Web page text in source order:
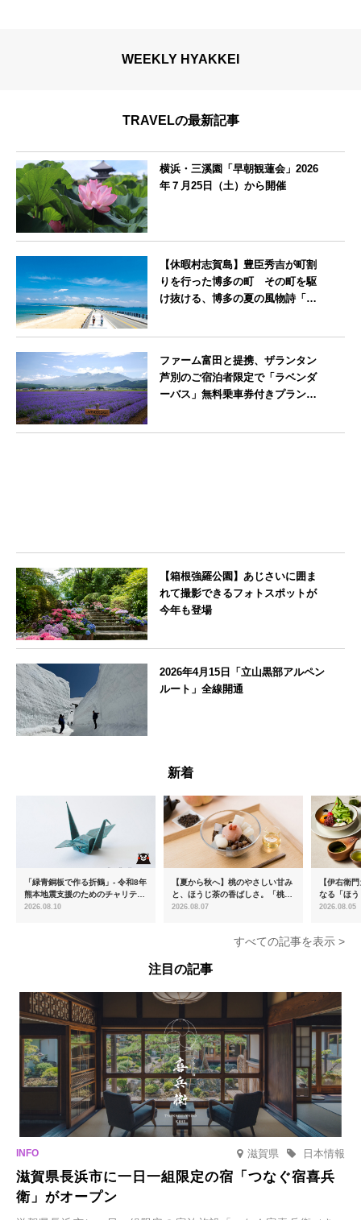
WEEKLY HYAKKEI
TRAVELの最新記事
横浜・三溪園「早朝観蓮会」2026
年７月25日（土）から開催
【休暇村志賀島】豊臣秀吉が町割
りを行った博多の町 その町を駆
け抜ける、博多の夏の風物詩「博
ファーム富田と提携、ザランタン
芦別のご宿泊者限定で「ラベンダ
ーバス」無料乗車券付きプランを
【箱根強羅公園】あじさいに囲ま
れて撮影できるフォトスポットが
今年も登場
2026年4月15日「立山黒部アルペン
ルート」全線開通
新着
「緑青銅板で作る折鶴」- 令和8年
熊本地震支援のためのチャリティ
ー商品を販売開始
2026.08.10
【夏から秋へ】桃のやさしい甘み
と、ほうじ茶の香ばしさ。「桃と
ほうじ茶のあんみつ」を8月中旬
2026.08.07
【伊右衛
なる「ほ
ける「宇
2026.08.05
すべての記事を表示 >
注目の記事
滋賀県 日本情報
滋賀県長浜市に一日一組限定の宿「つなぐ宿喜兵
衛」がオープン